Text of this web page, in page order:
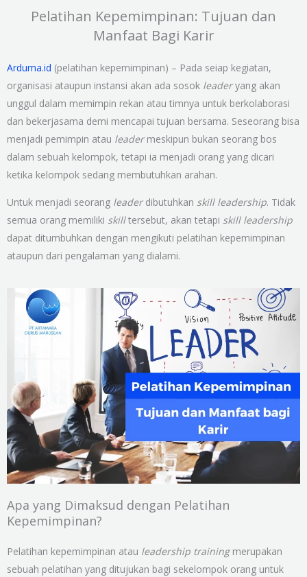
Pelatihan Kepemimpinan: Tujuan dan
Manfaat Bagi Karir
Arduma.id (pelatihan kepemimpinan) – Pada seiap kegiatan,
organisasi ataupun instansi akan ada sosok leaderyang akan
unggul dalam memimpin rekan atau timnya untuk berkolaborasi
dan bekerjasama demi mencapai tujuan bersama. Seseorang bisa
menjadi pemimpin atau leadermeskipun bukan seorang bos
dalam sebuah kelompok, tetapi ia menjadi orang yang dicari
ketika kelompok sedang membutuhkan arahan.
Untuk menjadi seorang leaderdibutuhkan skill leadership. Tidak
semua orang memiliki skilltersebut, akan tetapi skill leadership
dapat ditumbuhkan dengan mengikuti pelatihan kepemimpinan
ataupun dari pengalaman yang dialami.
Apa yang Dimaksud dengan Pelatihan
Kepemimpinan?
Pelatihan kepemimpinan atau leadership trainingmerupakan
sebuah pelatihan yang ditujukan bagi sekelompok orang untuk